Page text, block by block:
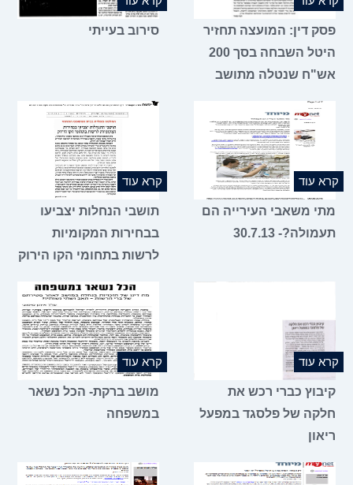
פסק דין: המועצה תחזיר
היטל השבחה בסך 200
אש"ח שנטלה מתושב
סירוב בעייתי
קרא עוד
מתי משאבי העירייה הם
תעמולה?- 30.7.13
קרא עוד
תושבי הנחלות יצביעו
בבחירות המקומיות
לרשות בתחומי הקו הירוק
קרא עוד
קיבוץ כברי רכש את
חלקה של פלסגד במפעל
ריאון
קרא עוד
מושב ברקת- הכל נשאר
במשפחה